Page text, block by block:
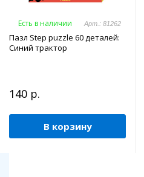
Есть в наличии Арт.: 81262
Пазл Step puzzle 60 деталей:
Синий трактор
140 р.
В корзину